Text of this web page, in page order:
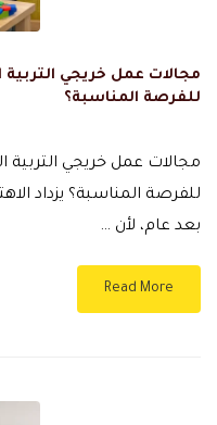
مجالات عمل خريجي
للفرصة المناسبة؟
مجالات عمل خريجي
للفرصة المناسبة؟ يزداد
بعد عام، لأن …
Read More